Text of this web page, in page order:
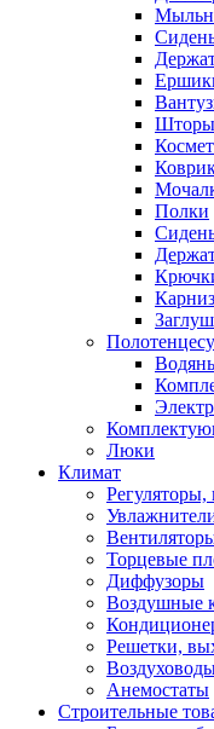
Шторы
Полки
Люки
Климат
Регуляторы,
Торцевые
Диффузоры
Воздушные
Решетки,
Анемостаты
Строительные